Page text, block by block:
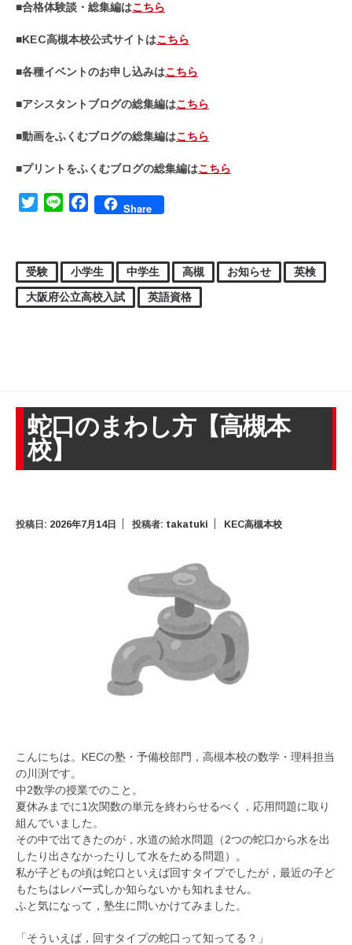
■合格体験談・総集編はこちら
■KEC高槻本校公式サイトはこちら
■各種イベントのお申し込みはこちら
■アシスタントブログの総集編はこちら
■動画をふくむブログの総集編はこちら
■プリントをふくむブログの総集編はこちら
TwitterLine FacebookShare
受験 小学生 中学生 高槻 お知らせ
英検
大阪府公立高校入試
英語資格
蛇口のまわし方【高槻本
校】
投稿日: 2026年7月14日 投稿者: takatuki KEC高槻本校
こんにちは。KECの塾・予備校部門，高槻本校の数学・理科担当
の川渕です。
中2数学の授業でのこと。
夏休みまでに1次関数の単元を終わらせるべく，応用問題に取り
組んでいました。
その中で出てきたのが，水道の給水問題（2つの蛇口から水を出
したり出さなかったりして水をためる問題）。
私が子どもの頃は蛇口といえば回すタイプでしたが，最近の子ど
もたちはレバー式しか知らないかも知れません。
ふと気になって，塾生に問いかけてみました。
「そういえば，回すタイプの蛇口って知ってる？」